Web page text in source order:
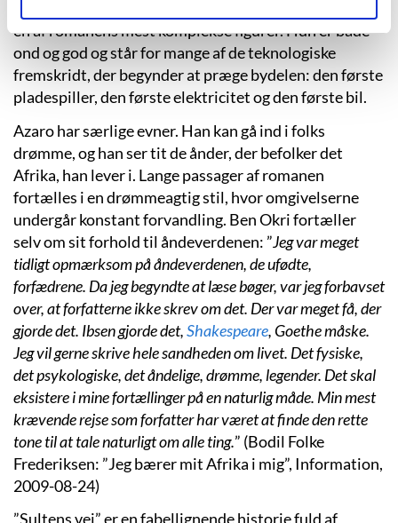
en af romanens mest komplekse figurer. Hun er både
ond og god og står for mange af de teknologiske
fremskridt, der begynder at præge bydelen: den første
pladespiller, den første elektricitet og den første bil.
Azaro har særlige evner. Han kan gå ind i folks
drømme, og han ser tit de ånder, der befolker det
Afrika, han lever i. Lange passager af romanen
fortælles i en drømmeagtig stil, hvor omgivelserne
undergår konstant forvandling. Ben Okri fortæller
selv om sit forhold til åndeverdenen: ”Jeg var meget
tidligt opmærksom på åndeverdenen, de ufødte,
forfædrene. Da jeg begyndte at læse bøger, var jeg forbavset
over, at forfatterne ikke skrev om det. Der var meget få, der
gjorde det. Ibsen gjorde det,Shakespeare, Goethe måske.
Jeg vil gerne skrive hele sandheden om livet. Det fysiske,
det psykologiske, det åndelige, drømme, legender. Det skal
eksistere i mine fortællinger på en naturlig måde. Min mest
krævende rejse som forfatter har været at finde den rette
tone til at tale naturligt om alle ting.” (Bodil Folke
Frederiksen: ”Jeg bærer mit Afrika i mig”, Information,
2009-08-24)
”Sultens vej” er en fabellignende historie fuld af